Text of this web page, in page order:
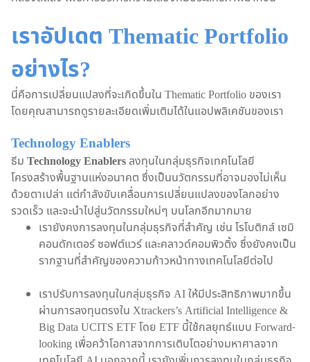
เราอัปเดต Thematic Portfolio
อย่างไร?
นี่คือการเปลี่ยนแปลงที่จะเกิดขึ้นใน Thematic Portfolio ของเรา
โดยคุณสามารถดูรายละเอียดเพิ่มเติมได้ในแอปพลิเคชันของเรา
Technology Enablers
ธีม Technology Enablersลงทุนในกลุ่มธุรกิจเทคโนโลยี
โครงสร้างพื้นฐานแห่งอนาคต ซึ่งเป็นนวัตกรรมที่อาจมองไม่เห็น
ด้วยตาเปล่า แต่กำลังขับเคลื่อนการเปลี่ยนแปลงของโลกอย่าง
รวดเร็ว และจะนำไปสู่นวัตกรรมใหม่ๆ บนโลกอีกมากมาย
เรายังคงการลงทุนในกลุ่มธุรกิจที่สำคัญ เช่น โรโบติกส์ เซมิ
คอนดักเตอร์ ซอฟต์แวร์ และคลาวด์คอมพิวติ้ง ซึ่งยังคงเป็น
รากฐานที่สำคัญของความก้าวหน้าทางเทคโนโลยีต่อไป
เราปรับการลงทุนในกลุ่มธุรกิจ AI ให้มีประสิทธิภาพมากขึ้น
ผ่านการลงทุนตรงใน Xtrackers’s Artificial Intelligence &
Big Data UCITS ETF โดย ETF นี้ใช้กลยุทธ์แบบ Forward-
looking เพื่อคว้าโอกาสจากการเติบโตอย่างมหาศาลจาก